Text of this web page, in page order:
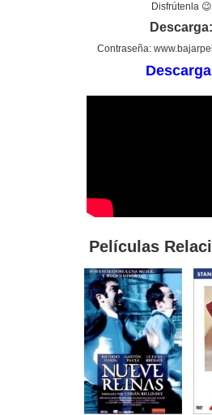
Disfrútenla 😉
Descarga:
Contraseña:
Películas